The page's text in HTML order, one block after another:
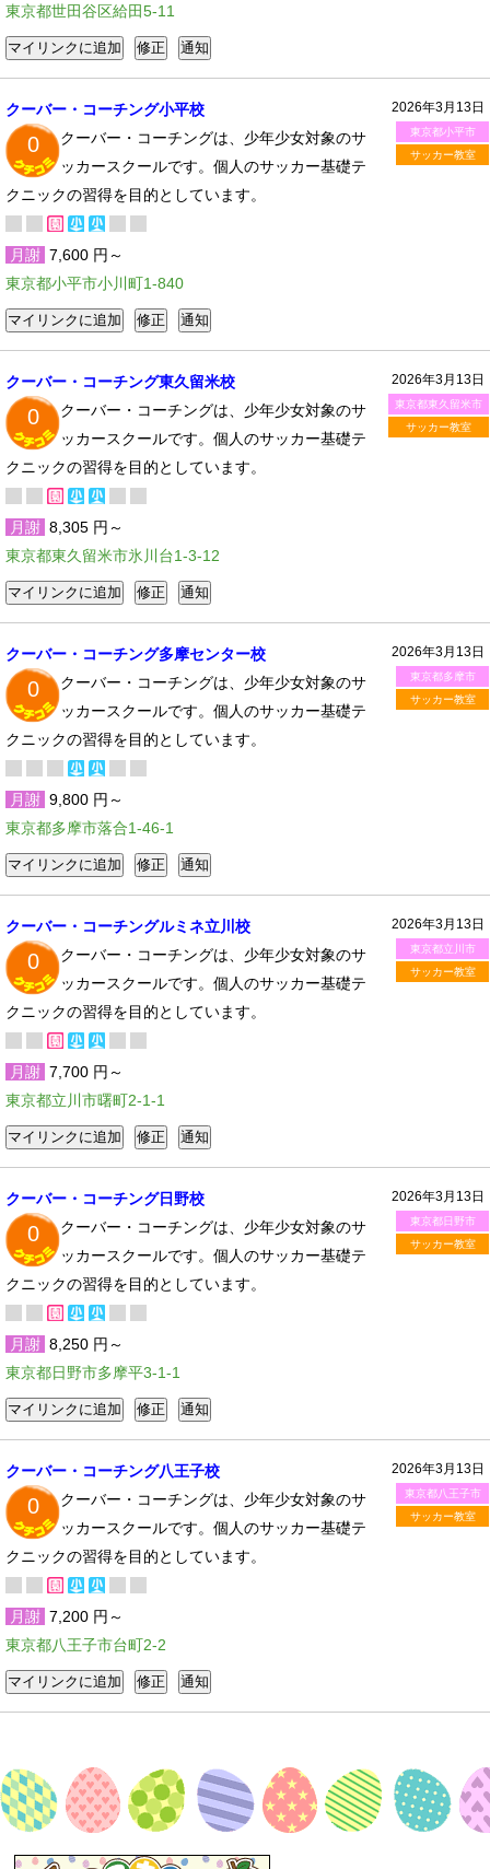
東京都世田谷区給田5-11
2026年3月13日
東京都小平市
サッカー教室
クーバー・コーチング小平校
0
クーバー・コーチングは、少年少女対象のサ
ッカースクールです。個人のサッカー基礎テ
クニックの習得を目的としています。
月謝 7,600 円～
東京都小平市小川町1-840
2026年3月13日
東京都東久留米市
サッカー教室
クーバー・コーチング東久留米校
0
クーバー・コーチングは、少年少女対象のサ
ッカースクールです。個人のサッカー基礎テ
クニックの習得を目的としています。
月謝 8,305 円～
東京都東久留米市氷川台1-3-12
2026年3月13日
東京都多摩市
サッカー教室
クーバー・コーチング多摩センター校
0
クーバー・コーチングは、少年少女対象のサ
ッカースクールです。個人のサッカー基礎テ
クニックの習得を目的としています。
月謝 9,800 円～
東京都多摩市落合1-46-1
2026年3月13日
東京都立川市
サッカー教室
クーバー・コーチングルミネ立川校
0
クーバー・コーチングは、少年少女対象のサ
ッカースクールです。個人のサッカー基礎テ
クニックの習得を目的としています。
月謝 7,700 円～
東京都立川市曙町2-1-1
2026年3月13日
東京都日野市
サッカー教室
クーバー・コーチング日野校
0
クーバー・コーチングは、少年少女対象のサ
ッカースクールです。個人のサッカー基礎テ
クニックの習得を目的としています。
月謝 8,250 円～
東京都日野市多摩平3-1-1
2026年3月13日
東京都八王子市
サッカー教室
クーバー・コーチング八王子校
0
クーバー・コーチングは、少年少女対象のサ
ッカースクールです。個人のサッカー基礎テ
クニックの習得を目的としています。
月謝 7,200 円～
東京都八王子市台町2-2